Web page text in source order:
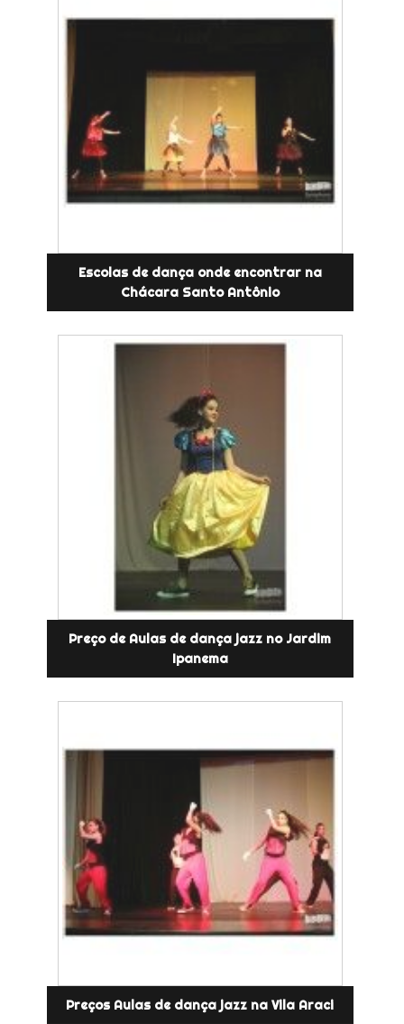
Escolas de dança onde encontrar na
Chácara Santo Antônio
Preço de Aulas de dança jazz no Jardim
Ipanema
Preços Aulas de dança jazz na Vila Araci